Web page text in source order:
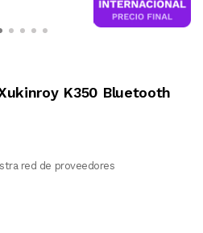
K350 Bluetooth
red de proveedores